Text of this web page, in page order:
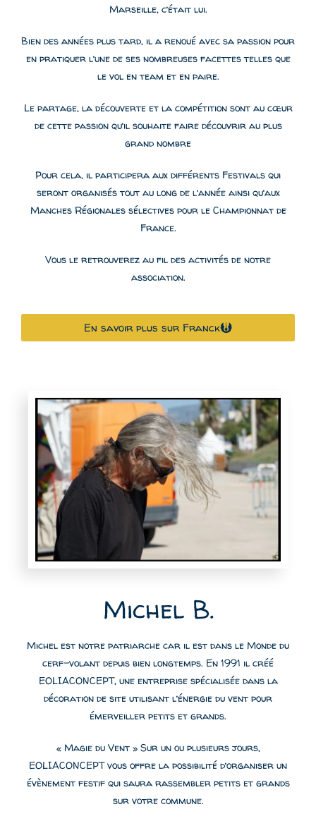
Marseille, c’était lui.
Bien des années plus tard, il a renoué avec sa passion pour
en pratiquer l’une de ses nombreuses facettes telles que
le vol en team et en paire.
Le partage, la découverte et la compétition sont au cœur
de cette passion qu’il souhaite faire découvrir au plus
grand nombre
Pour cela, il participera aux différents Festivals qui
seront organisés tout au long de l’année ainsi qu’aux
Manches Régionales sélectives pour le Championnat de
France.
Vous le retrouverez au fil des activités de notre
association.
En savoir plus sur Franck
Michel B.
Michel est notre patriarche car il est dans le Monde du
cerf-volant depuis bien longtemps. En 1991 il créé
EOLIACONCEPT, une entreprise spécialisée dans la
décoration de site utilisant l’énergie du vent pour
émerveiller petits et grands.
« Magie du Vent » Sur un ou plusieurs jours,
EOLIACONCEPT vous offre la possibilité d’organiser un
évènement festif qui saura rassembler petits et grands
sur votre commune.